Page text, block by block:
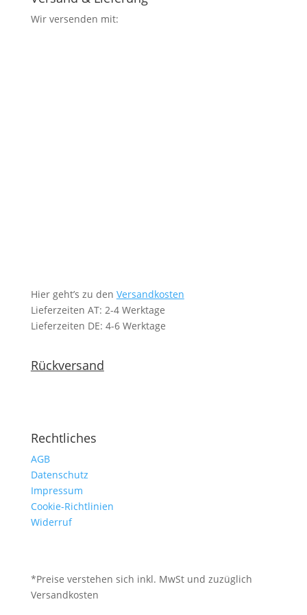
Wir versenden mit:
Hier geht’s zu den Versandkosten
Lieferzeiten AT: 2-4 Werktage
Lieferzeiten DE: 4-6 Werktage
Rückversand
Rechtliches
AGB
Datenschutz
Impressum
Cookie-Richtlinien
Widerruf
*Preise verstehen sich inkl. MwSt und zuzüglich
Versandkosten